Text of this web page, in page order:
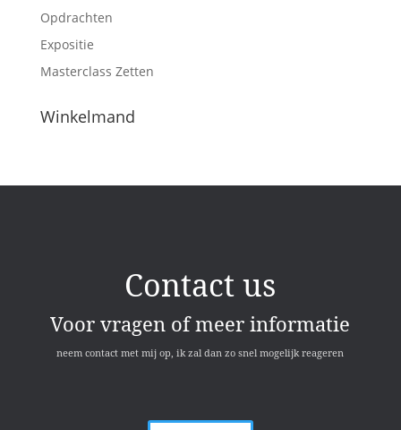
Opdrachten
Expositie
Masterclass Zetten
Winkelmand
Contact us
Voor vragen of meer informatie
neem contact met mij op, ik zal dan zo snel mogelijk reageren